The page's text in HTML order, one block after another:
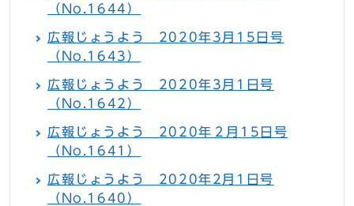
（No.1644）
広報じょうよう 2020年3月15日号
（No.1643）
広報じょうよう 2020年3月1日号
（No.1642）
広報じょうよう 2020年２月15日号
（No.1641）
広報じょうよう 2020年2月1日号
（No.1640）